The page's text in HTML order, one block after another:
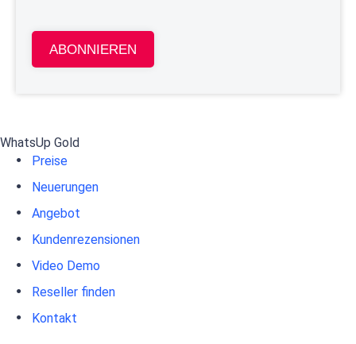
ABONNIEREN
WhatsUp Gold
Preise
Neuerungen
Angebot
Kundenrezensionen
Video Demo
Reseller finden
Kontakt